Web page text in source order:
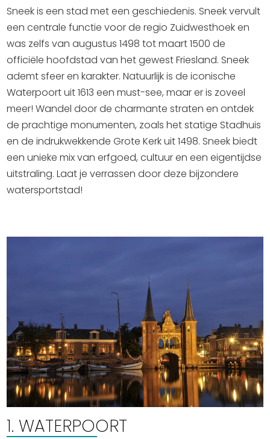
En meer
Arrangementen
Jouw Sneek
De Friese meren
Other languages
UITagenda
Routes
Citygame Escapegame Sneek
Webcams
De leukste routes
Interactieve plattegrond van Sneek
Winkelen in Sneek
Bootverhuur
Sneek is een stad met een geschiedenis. Sneek vervult
een centrale functie voor de regio Zuidwesthoek en
was zelfs van augustus 1498 tot maart 1500 de
officiële hoofdstad van het gewest Friesland. Sneek
ademt sfeer en karakter. Natuurlijk is de iconische
Waterpoort uit 1613 een must-see, maar er is zoveel
meer! Wandel door de charmante straten en ontdek
de prachtige monumenten, zoals het statige Stadhuis
en de indrukwekkende Grote Kerk uit 1498. Sneek biedt
een unieke mix van erfgoed, cultuur en een eigentijdse
uitstraling. Laat je verrassen door deze bijzondere
watersportstad!
1. WATERPOORT